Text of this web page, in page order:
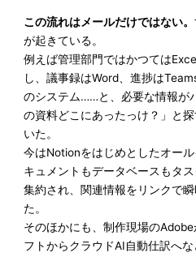
この流れはメールだけではない。
が起きている。
例えば管理部門ではかつては
し、議事録はWord、進捗は
のシステム……と、必要な情報が
の資料どこにあったっけ？」と
いた。
今はNotionをはじめとしたオー
キュメントもデータベースもタ
集約され、関連情報をリンクで
た。
そのほかにも、制作現場の
フトからクラウドAI自動仕訳へ